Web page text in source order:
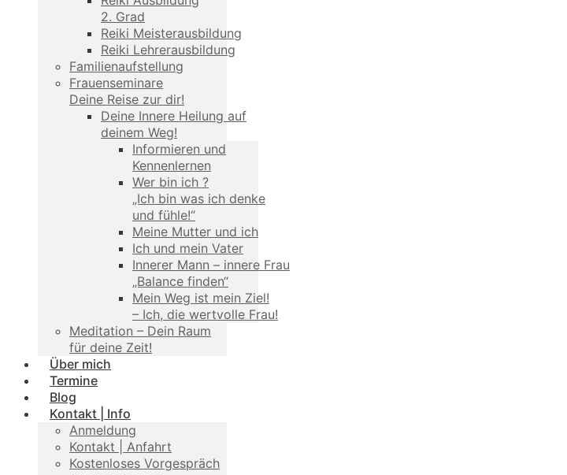
2. Grad
Reiki Meisterausbildung
Reiki Lehrerausbildung
Familienaufstellung
Frauenseminare
Deine Reise zur dir!
Deine Innere Heilung auf
deinem Weg!
Informieren und
Kennenlernen
Wer bin ich ?
„Ich bin was ich denke
und fühle!“
Meine Mutter und ich
Ich und mein Vater
Innerer Mann – innere Frau
„Balance finden“
Mein Weg ist mein Ziel!
– Ich, die wertvolle Frau!
Meditation – Dein Raum
für deine Zeit!
Über mich
Termine
Blog
Kontakt | Info
Anmeldung
Kontakt | Anfahrt
Kostenloses Vorgespräch